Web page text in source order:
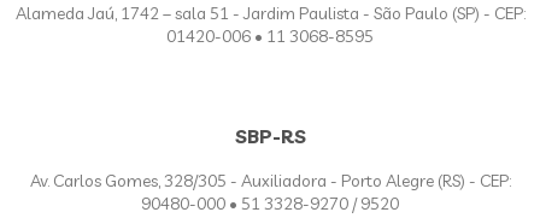
Alameda Jaú, 1742 – sala 51 - Jardim Paulista - São Paulo (SP) - CEP:
01420-006 • 11 3068-8595
SBP-RS
Av. Carlos Gomes, 328/305 - Auxiliadora - Porto Alegre (RS) - CEP:
90480-000 • 51 3328-9270 / 9520